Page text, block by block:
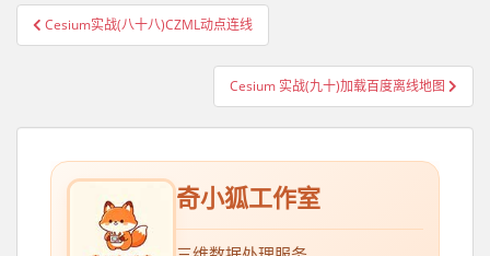
文章导航
Cesium实战(八十八)CZML动点连线
Cesium 实战(九十)加载百度离线地图
奇小狐工作室